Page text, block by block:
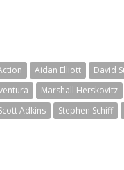
Aidan Elliott David
Marshall Herskovitz
Adkins Stephen Schiff